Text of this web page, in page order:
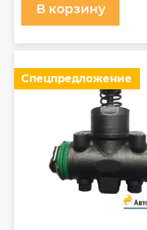
В корзину
Спецпредложение